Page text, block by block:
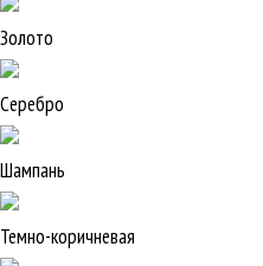
Золото
Серебро
Шампань
Темно-коричневая